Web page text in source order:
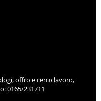
offro e cerco lavoro,
0165/231711